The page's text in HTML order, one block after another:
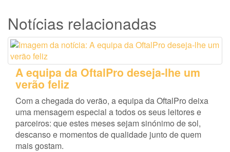
Notícias relacionadas
A equipa da OftalPro deseja-lhe um
verão feliz
Com a chegada do verão, a equipa da OftalPro deixa
uma mensagem especial a todos os seus leitores e
parceiros: que estes meses sejam sinónimo de sol,
descanso e momentos de qualidade junto de quem
mais gostam.